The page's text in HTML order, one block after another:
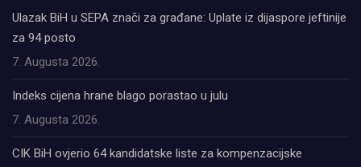
Ulazak BiH u SEPA znači za građane: Uplate iz dijaspore jeftinije
za 94 posto
7. Augusta 2026.
Indeks cijena hrane blago porastao u julu
7. Augusta 2026.
CIK BiH ovjerio 64 kandidatske liste za kompenzacijske